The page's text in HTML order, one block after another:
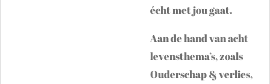
écht met jou gaat.
Aan de hand van acht
levensthema’s, zoals
Ouderschap & verlies,